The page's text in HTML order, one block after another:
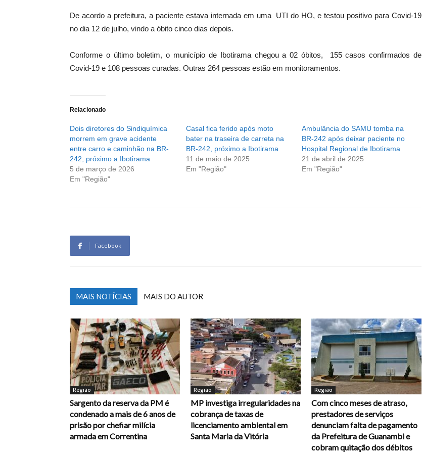
De acordo a prefeitura, a paciente estava internada em uma UTI do HO, e testou positivo para Covid-19
no dia 12 de julho, vindo a óbito cinco dias depois.
Conforme o último boletim, o município de Ibotirama chegou a 02 óbitos, 155 casos confirmados de
Covid-19 e 108 pessoas curadas. Outras 264 pessoas estão em monitoramentos.
Relacionado
Dois diretores do Sindiquímica
morrem em grave acidente
entre carro e caminhão na BR-
242, próximo a Ibotirama
5 de março de 2026
Em "Região"
Casal fica ferido após moto
bater na traseira de carreta na
BR-242, próximo a Ibotirama
11 de maio de 2025
Em "Região"
Ambulância do SAMU tomba na
BR-242 após deixar paciente no
Hospital Regional de Ibotirama
21 de abril de 2025
Em "Região"
Facebook
MAIS NOTÍCIAS MAIS DO AUTOR
Região
Sargento da reserva da PM é
condenado a mais de 6 anos de
prisão por chefiar milícia
armada em Correntina
Região
MP investiga irregularidades na
cobrança de taxas de
licenciamento ambiental em
Santa Maria da Vitória
Região
Com cinco meses de atraso,
prestadores de serviços
denunciam falta de pagamento
da Prefeitura de Guanambi e
cobram quitação dos débitos